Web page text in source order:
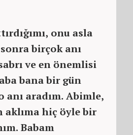
onu asla
birçok anı
ve en önemlisi
bana bir gün
anı aradım. Abimle,
aklıma hiç öyle bir
Babam